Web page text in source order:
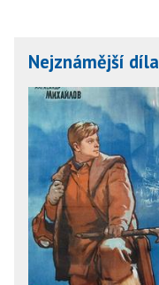
Nejznámější díla